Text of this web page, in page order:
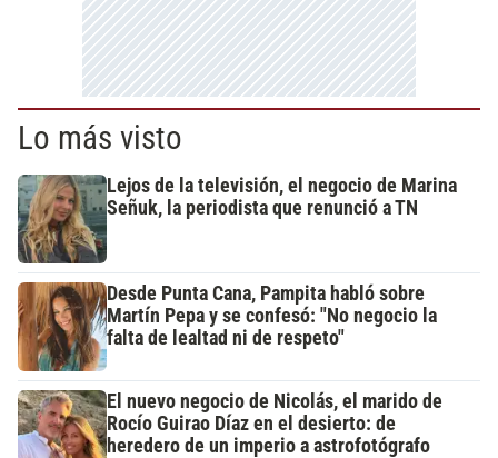
Lo más visto
Lejos de la televisión, el negocio de Marina
Señuk, la periodista que renunció a TN
Desde Punta Cana, Pampita habló sobre
Martín Pepa y se confesó: "No negocio la
falta de lealtad ni de respeto"
El nuevo negocio de Nicolás, el marido de
Rocío Guirao Díaz en el desierto: de
heredero de un imperio a astrofotógrafo